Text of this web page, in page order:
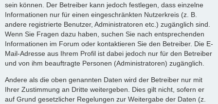
sein können. Der Betreiber kann jedoch festlegen, dass einzelne
Informationen nur für einen eingeschränkten Nutzerkreis (z. B.
andere registrierte Benutzer, Administratoren etc.) zugänglich sind.
Wenn Sie Fragen dazu haben, suchen Sie nach entsprechenden
Informationen im Forum oder kontaktieren Sie den Betreiber. Die E-
Mail-Adresse aus Ihrem Profil ist dabei jedoch nur für den Betreiber
und von ihm beauftragte Personen (Administratoren) zugänglich.
Andere als die oben genannten Daten wird der Betreiber nur mit
Ihrer Zustimmung an Dritte weitergeben. Dies gilt nicht, sofern er
auf Grund gesetzlicher Regelungen zur Weitergabe der Daten (z.